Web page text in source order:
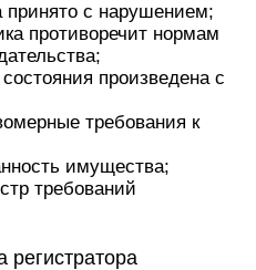
принято с нарушением;
противоречит нормам
произведена с
требования к
имущества;
требований